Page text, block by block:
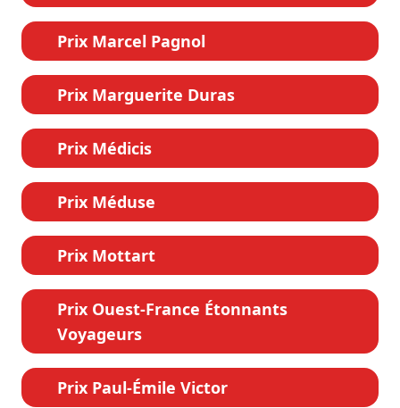
Prix Marcel Pagnol
Prix Marguerite Duras
Prix Médicis
Prix Méduse
Prix Mottart
Prix Ouest-France Étonnants
Voyageurs
Prix Paul-Émile Victor